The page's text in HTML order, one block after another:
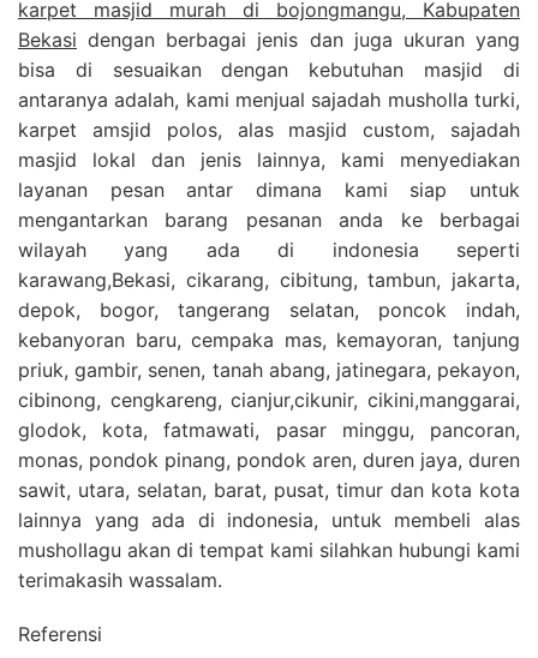
karpet masjid murah di bojongmangu, Kabupaten
Bekasi dengan berbagai jenis dan juga ukuran yang
bisa di sesuaikan dengan kebutuhan masjid di
antaranya adalah, kami menjual sajadah musholla turki,
karpet amsjid polos, alas masjid custom, sajadah
masjid lokal dan jenis lainnya, kami menyediakan
layanan pesan antar dimana kami siap untuk
mengantarkan barang pesanan anda ke berbagai
wilayah yang ada di indonesia seperti
karawang,Bekasi, cikarang, cibitung, tambun, jakarta,
depok, bogor, tangerang selatan, poncok indah,
kebanyoran baru, cempaka mas, kemayoran, tanjung
priuk, gambir, senen, tanah abang, jatinegara, pekayon,
cibinong, cengkareng, cianjur,cikunir, cikini,manggarai,
glodok, kota, fatmawati, pasar minggu, pancoran,
monas, pondok pinang, pondok aren, duren jaya, duren
sawit, utara, selatan, barat, pusat, timur dan kota kota
lainnya yang ada di indonesia, untuk membeli alas
mushollagu akan di tempat kami silahkan hubungi kami
terimakasih wassalam.
Referensi